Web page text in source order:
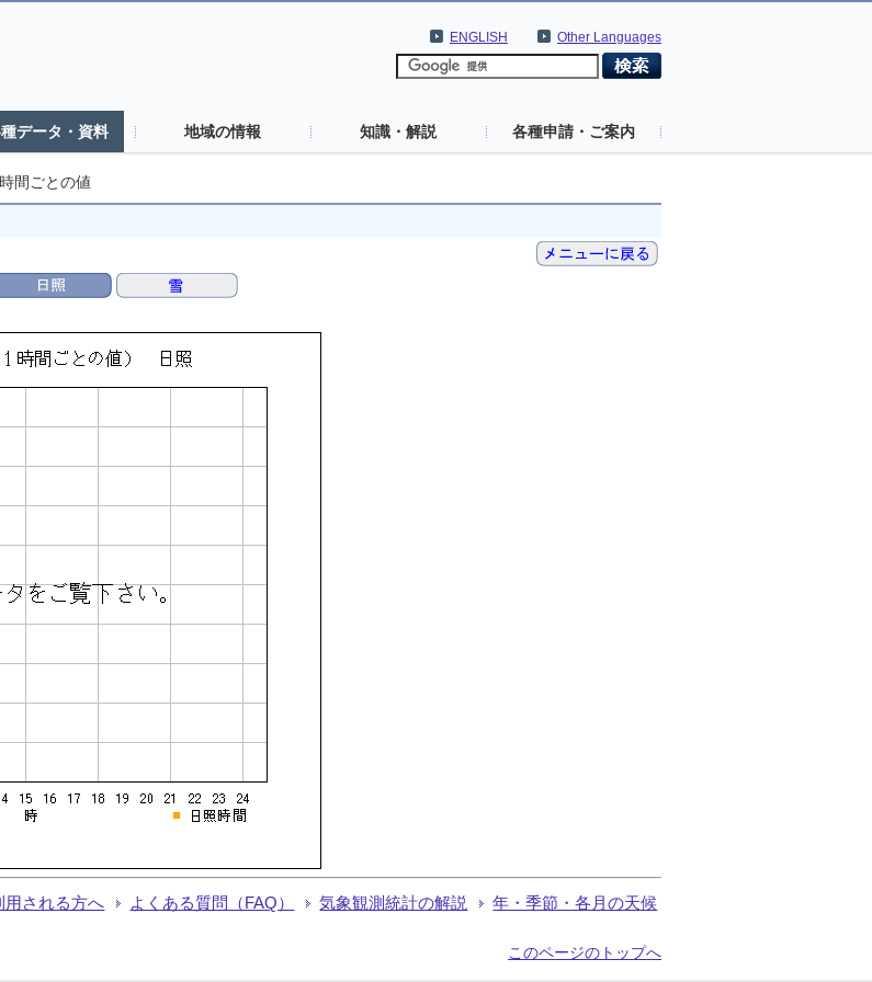
Other Languages
ENGLISH
データ・資料 地域の情報 知識・解説 各種申請・ご案内
間ごとの値
用される方へ よくある質問（FAQ） 気象観測統計の解説 年・季節・各月の天候
このページのトップへ